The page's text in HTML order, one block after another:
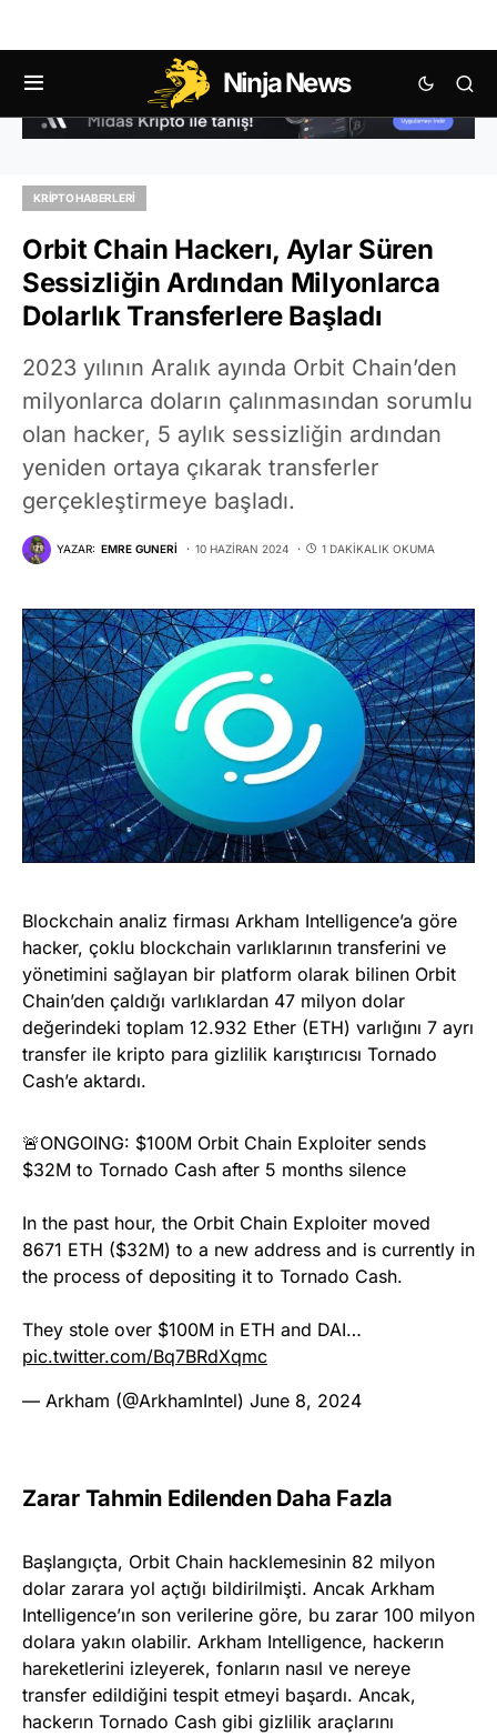
Ninja News
KRIPTO HABERLERI
Orbit Chain Hackerı, Aylar Süren
Sessizliğin Ardından Milyonlarca
Dolarlık Transferlere Başladı
2023 yılının Aralık ayında Orbit Chain’den
milyonlarca doların çalınmasından sorumlu
olan hacker, 5 aylık sessizliğin ardından
yeniden ortaya çıkarak transferler
gerçekleştirmeye başladı.
YAZAR: EMRE GUNERI 10 HAZIRAN 2024 1 DAKIKALIK OKUMA
Blockchain analiz firması Arkham Intelligence’a göre
hacker, çoklu blockchain varlıklarının transferini ve
yönetimini sağlayan bir platform olarak bilinen Orbit
Chain’den çaldığı varlıklardan 47 milyon dolar
değerindeki toplam 12.932 Ether (ETH) varlığını 7 ayrı
transfer ile kripto para gizlilik karıştırıcısı Tornado
Cash’e aktardı.
🚨ONGOING: $100M Orbit Chain Exploiter sends
$32M to Tornado Cash after 5 months silence
In the past hour, the Orbit Chain Exploiter moved
8671 ETH ($32M) to a new address and is currently in
the process of depositing it to Tornado Cash.
They stole over $100M in ETH and DAI…
pic.twitter.com/Bq7BRdXqmc
— Arkham (@ArkhamIntel) June 8, 2024
Zarar Tahmin Edilenden Daha Fazla
Başlangıçta, Orbit Chain hacklemesinin 82 milyon
dolar zarara yol açtığı bildirilmişti. Ancak Arkham
Intelligence’ın son verilerine göre, bu zarar 100 milyon
dolara yakın olabilir. Arkham Intelligence, hackerın
hareketlerini izleyerek, fonların nasıl ve nereye
transfer edildiğini tespit etmeyi başardı. Ancak,
hackerın Tornado Cash gibi gizlilik araçlarını